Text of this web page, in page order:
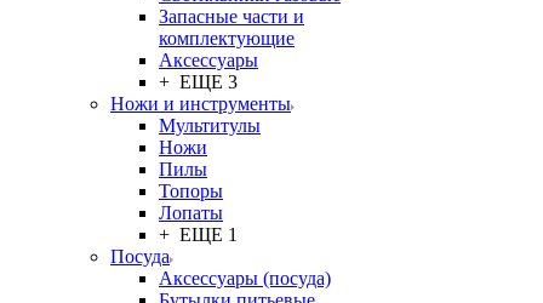
Запасные части и
комплектующие
Аксессуары
+ ЕЩЕ 3
Ножи и инструменты
Мультитулы
Ножи
Пилы
Топоры
Лопаты
+ ЕЩЕ 1
Посуда
Аксессуары (посуда)